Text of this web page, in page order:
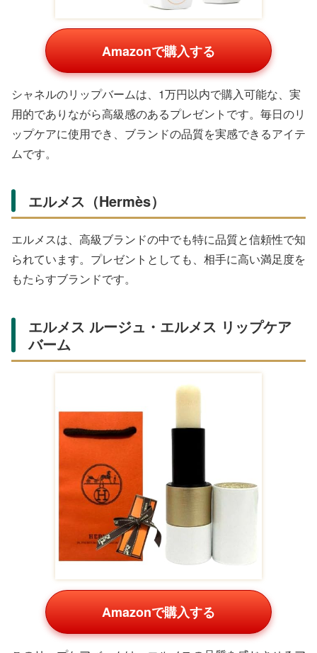
Amazonで購入する
シャネルのリップバームは、1万円以内で購入可能な、実
用的でありながら高級感のあるプレゼントです。毎日のリ
ップケアに使用でき、ブランドの品質を実感できるアイテ
ムです。
エルメス（Hermès）
エルメスは、高級ブランドの中でも特に品質と信頼性で知
られています。プレゼントとしても、相手に高い満足度を
もたらすブランドです。
エルメス ルージュ・エルメス リップケア
バーム
Amazonで購入する